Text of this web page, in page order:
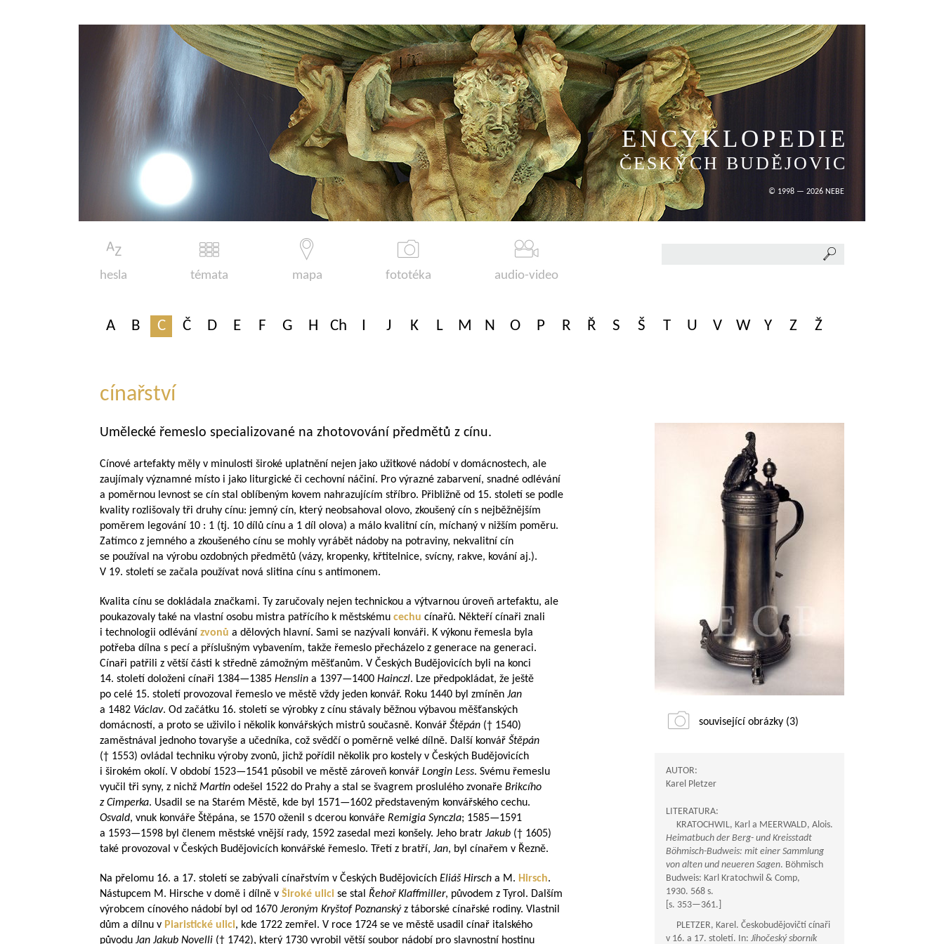
ENCYKLOPEDIE
ČESKÝCH BUDĚJOVIC
© 1998 — 2026 NEBE
hesla témata mapa fototéka audio-video
A B C Č D E F G H Ch I J K L M N O P R Ř S Š T U V W Y Z Ž
cínařství
Umělecké řemeslo specializované na zhotovování předmětů z cínu.
Cínové artefakty měly v minulosti široké uplatnění nejen jako užitkové nádobí v domácnostech, ale
zaujímaly významné místo i jako liturgické či cechovní náčiní. Pro výrazné zabarvení, snadné odlévání
a poměrnou levnost se cín stal oblíbeným kovem nahrazujícím stříbro. Přibližně od 15. století se podle
kvality rozlišovaly tři druhy cínu: jemný cín, který neobsahoval olovo, zkoušený cín s nejběžnějším
poměrem legování 10 : 1 (tj. 10 dílů cínu a 1 díl olova) a málo kvalitní cín, míchaný v nižším poměru.
Zatímco z jemného a zkoušeného cínu se mohly vyrábět nádoby na potraviny, nekvalitní cín
se používal na výrobu ozdobných předmětů (vázy, kropenky, křtitelnice, svícny, rakve, kování aj.).
V 19. století se začala používat nová slitina cínu s antimonem.
Kvalita cínu se dokládala značkami. Ty zaručovaly nejen technickou a výtvarnou úroveň artefaktu, ale
poukazovaly také na vlastní osobu mistra patřícího k městskému cechu cínařů. Někteří cínaři znali
i technologii odlévání zvonů a dělových hlavní. Sami se nazývali konváři. K výkonu řemesla byla
potřeba dílna s pecí a příslušným vybavením, takže řemeslo přecházelo z generace na generaci.
Cínaři patřili z větší části k středně zámožným měšťanům. V Českých Budějovicích byli na konci
14. století doloženi cínaři 1384—1385 Henslin a 1397—1400 Hainczl. Lze předpokládat, že ještě
po celé 15. století provozoval řemeslo ve městě vždy jeden konvář. Roku 1440 byl zmíněn Jan
a 1482 Václav. Od začátku 16. století se výrobky z cínu stávaly běžnou výbavou měšťanských
domácností, a proto se uživilo i několik konvářských mistrů současně. Konvář Štěpán († 1540)
zaměstnával jednoho tovaryše a učedníka, což svědčí o poměrně velké dílně. Další konvář Štěpán
(† 1553) ovládal techniku výroby zvonů, jichž pořídil několik pro kostely v Českých Budějovicích
i širokém okolí. V období 1523—1541 působil ve městě zároveň konvář Longin Less. Svému řemeslu
vyučil tři syny, z nichž Martin odešel 1522 do Prahy a stal se švagrem proslulého zvonaře Brikcího
z Cimperka. Usadil se na Starém Městě, kde byl 1571—1602 představeným konvářského cechu.
Osvald, vnuk konváře Štěpána, se 1570 oženil s dcerou konváře Remigia Synczla; 1585—1591
a 1593—1598 byl členem městské vnější rady, 1592 zasedal mezi konšely. Jeho bratr Jakub († 1605)
také provozoval v Českých Budějovicích konvářské řemeslo. Třetí z bratří, Jan, byl cínařem v Řezně.
Na přelomu 16. a 17. století se zabývali cínařstvím v Českých Budějovicích Eliáš Hirsch a M. Hirsch.
Nástupcem M. Hirsche v domě i dílně v Široké ulici se stal Řehoř Klaffmiller, původem z Tyrol. Dalším
výrobcem cínového nádobí byl od 1670 Jeroným Kryštof Poznanskýz táborské cínařské rodiny. Vlastnil
dům a dílnu v Piaristické ulici, kde 1722 zemřel. V roce 1724 se ve městě usadil cínař italského
původu Jan Jakub Novelli († 1742), který 1730 vyrobil větší soubor nádobí pro slavnostní hostinu
související obrázky (3)
AUTOR:
Karel Pletzer
LITERATURA:
KRATOCHWIL, Karl a MEERWALD, Alois.
Heimatbuch der Berg- und Kreisstadt
Böhmisch-Budweis: mit einer Sammlung
von alten und neueren Sagen. Böhmisch
Budweis: Karl Kratochwil & Comp,
1930. 568 s.
[s. 353—361.]
PLETZER, Karel. Českobudějovičtí cínaři
v 16. a 17. století. In: Jihočeský sborník